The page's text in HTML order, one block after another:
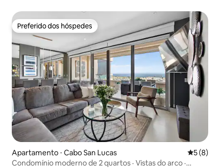
Preferido dos hóspedes
Preferido dos hóspedes
Apartamento ⋅ Cabo San Lucas 5 de
5 (8)
Condomínio moderno de 2 quartos · Vistas do arco ·